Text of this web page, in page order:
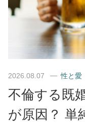
2026.08.07 性と愛
不倫する既
が原因？ 単